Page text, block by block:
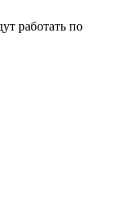
работать по